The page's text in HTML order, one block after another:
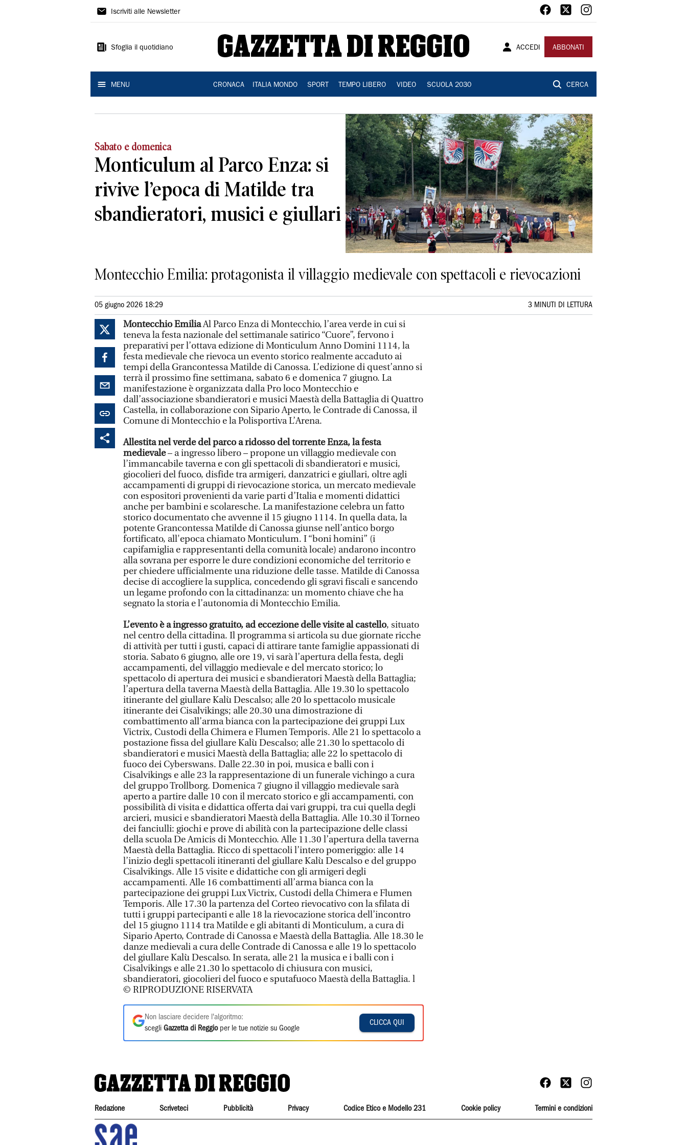
Gazzetta
Reggio
Iscriviti alle Newsletter
Sfoglia il quotidiano ACCEDI ABBONATI
MENU CRONACA ITALIA MONDO SPORT TEMPO LIBERO VIDEO SCUOLA 2030 CERCA
Sabato e domenica
Monticulum al Parco Enza: si
rivive l’epoca di Matilde tra
sbandieratori, musici e giullari
Montecchio Emilia: protagonista il villaggio medievale con spettacoli e rievocazioni
05 giugno 2026 18:29 3 MINUTI DI LETTURA
Montecchio EmiliaAl Parco Enza di Montecchio, l’area verde in cui si
teneva la festa nazionale del settimanale satirico “Cuore”, fervono i
preparativi per l’ottava edizione di Monticulum Anno Domini 1114, la
festa medievale che rievoca un evento storico realmente accaduto ai
tempi della Grancontessa Matilde di Canossa. L’edizione di quest’anno si
terrà il prossimo fine settimana, sabato 6 e domenica 7 giugno. La
manifestazione è organizzata dalla Pro loco Montecchio e
dall’associazione sbandieratori e musici Maestà della Battaglia di Quattro
Castella, in collaborazione con Sipario Aperto, le Contrade di Canossa, il
Comune di Montecchio e la Polisportiva L’Arena.
Allestita nel verde del parco a ridosso del torrente Enza, la festa
medievale– a ingresso libero – propone un villaggio medievale con
l’immancabile taverna e con gli spettacoli di sbandieratori e musici,
giocolieri del fuoco, disfide tra armigeri, danzatrici e giullari, oltre agli
accampamenti di gruppi di rievocazione storica, un mercato medievale
con espositori provenienti da varie parti d’Italia e momenti didattici
anche per bambini e scolaresche. La manifestazione celebra un fatto
storico documentato che avvenne il 15 giugno 1114. In quella data, la
potente Grancontessa Matilde di Canossa giunse nell’antico borgo
fortificato, all'epoca chiamato Monticulum. I “boni homini” (i
capifamiglia e rappresentanti della comunità locale) andarono incontro
alla sovrana per esporre le dure condizioni economiche del territorio e
per chiedere ufficialmente una riduzione delle tasse. Matilde di Canossa
decise di accogliere la supplica, concedendo gli sgravi fiscali e sancendo
un legame profondo con la cittadinanza: un momento chiave che ha
segnato la storia e l’autonomia di Montecchio Emilia.
L’evento è a ingresso gratuito, ad eccezione delle visite al castello, situato
nel centro della cittadina. Il programma si articola su due giornate ricche
di attività per tutti i gusti, capaci di attirare tante famiglie appassionati di
storia. Sabato 6 giugno, alle ore 19, vi sarà l’apertura della festa, degli
accampamenti, del villaggio medievale e del mercato storico; lo
spettacolo di apertura dei musici e sbandieratori Maestà della Battaglia;
l’apertura della taverna Maestà della Battaglia. Alle 19.30 lo spettacolo
itinerante del giullare Kalù Descalso; alle 20 lo spettacolo musicale
itinerante dei Cisalvikings; alle 20.30 una dimostrazione di
combattimento all’arma bianca con la partecipazione dei gruppi Lux
Victrix, Custodi della Chimera e Flumen Temporis. Alle 21 lo spettacolo a
postazione fissa del giullare Kalù Descalso; alle 21.30 lo spettacolo di
sbandieratori e musici Maestà della Battaglia; alle 22 lo spettacolo di
fuoco dei Cyberswans. Dalle 22.30 in poi, musica e balli con i
Cisalvikings e alle 23 la rappresentazione di un funerale vichingo a cura
del gruppo Trollborg. Domenica 7 giugno il villaggio medievale sarà
aperto a partire dalle 10 con il mercato storico e gli accampamenti, con
possibilità di visita e didattica offerta dai vari gruppi, tra cui quella degli
arcieri, musici e sbandieratori Maestà della Battaglia. Alle 10.30 il Torneo
dei fanciulli: giochi e prove di abilità con la partecipazione delle classi
della scuola De Amicis di Montecchio. Alle 11.30 l’apertura della taverna
Maestà della Battaglia. Ricco di spettacoli l’intero pomeriggio: alle 14
l’inizio degli spettacoli itineranti del giullare Kalù Descalso e del gruppo
Cisalvikings. Alle 15 visite e didattiche con gli armigeri degli
accampamenti. Alle 16 combattimenti all’arma bianca con la
partecipazione dei gruppi Lux Victrix, Custodi della Chimera e Flumen
Temporis. Alle 17.30 la partenza del Corteo rievocativo con la sfilata di
tutti i gruppi partecipanti e alle 18 la rievocazione storica dell’incontro
del 15 giugno 1114 tra Matilde e gli abitanti di Monticulum, a cura di
Sipario Aperto, Contrade di Canossa e Maestà della Battaglia. Alle 18.30 le
danze medievali a cura delle Contrade di Canossa e alle 19 lo spettacolo
del giullare Kalù Descalso. In serata, alle 21 la musica e i balli con i
Cisalvikings e alle 21.30 lo spettacolo di chiusura con musici,
sbandieratori, giocolieri del fuoco e sputafuoco Maestà della Battaglia. l
© RIPRODUZIONE RISERVATA
Non lasciare decidere l'algoritmo:
scegli Gazzetta di Reggioper le tue notizie su Google
CLICCA QUI
Redazione Scriveteci Pubblicità Privacy Codice Etico e Modello 231 Cookie policy Termini e condizioni